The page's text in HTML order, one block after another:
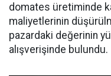
domates üretiminde
maliyetlerinin
pazardaki değerinin
alışverişinde bulundu.